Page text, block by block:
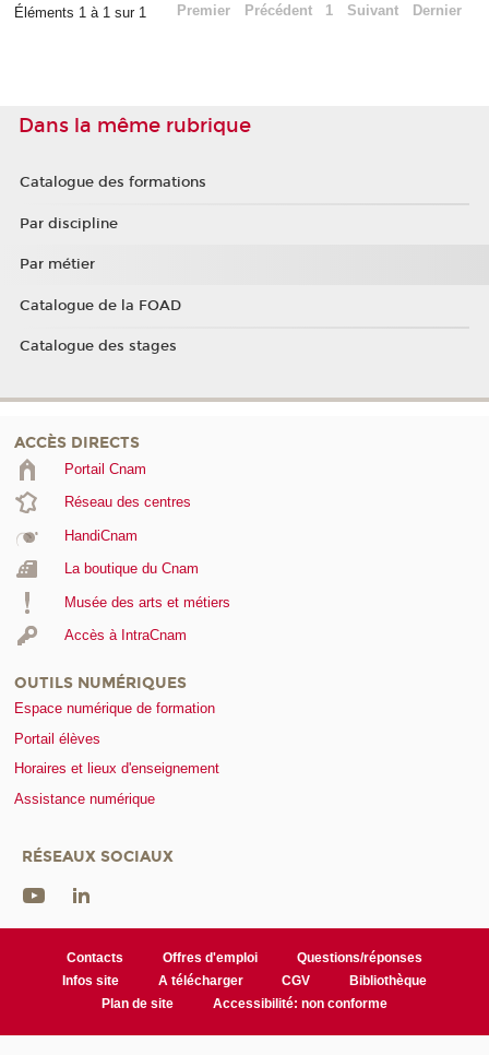
Éléments 1 à 1 sur 1 Premier Précédent 1 Suivant Dernier
Dans la même rubrique
Catalogue des formations
Par discipline
Par métier
Catalogue de la FOAD
Catalogue des stages
ACCÈS DIRECTS
Portail Cnam
Réseau des centres
HandiCnam
La boutique du Cnam
Musée des arts et métiers
Accès à IntraCnam
OUTILS NUMÉRIQUES
Espace numérique de formation
Portail élèves
Horaires et lieux d'enseignement
Assistance numérique
RÉSEAUX SOCIAUX
Contacts Offres d'emploi
Questions/réponses
Infos site
A télécharger CGV
Bibliothèque
Plan de site
Accessibilité: non conforme